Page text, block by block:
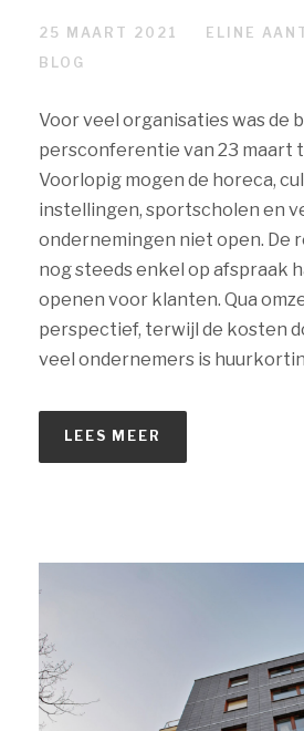
25 MAART 2021
ELINE
BLOG
Voor veel organisaties was de
persconferentie van 23 maart
Voorlopig mogen de horeca,
instellingen, sportscholen en
ondernemingen niet open. De
nog steeds enkel op afspraak
openen voor klanten. Qua
perspectief, terwijl de kosten
veel ondernemers is
LEES MEER